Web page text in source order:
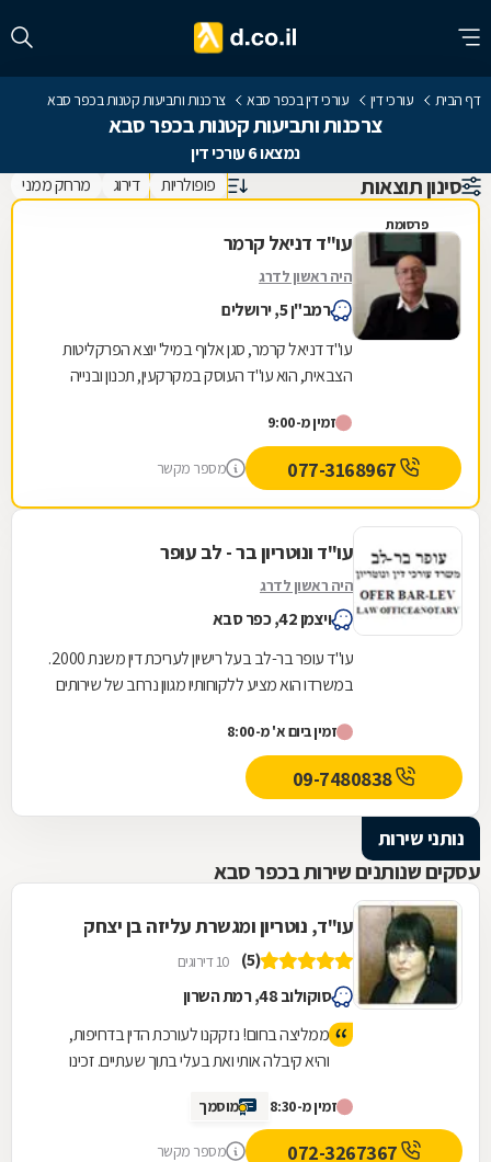
דף הבית עורכי דין עורכי דין בכפר סבא צרכנות ותביעות קטנות בכפר סבא
צרכנות ותביעות קטנות בכפר סבא
נמצאו 6 עורכי דין
סינון תוצאות פופולריות דירוג מרחק ממני
פרסומת
עו"ד דניאל קרמר
היה ראשון לדרג
רמב"ן 5, ירושלים
עו"ד דניאל קרמר, סגן אלוף במיל' יוצא הפרקליטות
הצבאית, הוא עו"ד העוסק במקרקעין, תכנון ובנייה
זמין מ-9:00
מספר מקשר
עו"ד ונוטריון בר - לב עופר
היה ראשון לדרג
ויצמן 42, כפר סבא
עו"ד עופר בר-לב בעל רישיון לעריכת דין משנת 2000.
במשרדו הוא מציע ללקוחותיו מגוון נרחב של שירותים
זמין ביום א' מ-8:00
09-7480838
נותני שירות
עסקים שנותנים שירות בכפר סבא
עו"ד, נוטריון ומגשרת עליזה בן יצחק
(5) 10 דירוגים
סוקולוב 48, רמת השרון
ממליצה בחום! נזקקנו לעורכת הדין בדחיפות,
והיא קיבלה אותי ואת בעלי בתוך שעתיים. זכינו
דופן. השירות היה מהיר, יעיל ואכפתי, והרגשנו
שאנחנו בידיים טובות. תודה רבה על כל העזרה
זמין מ-8:30 מוסמך
מספר מקשר